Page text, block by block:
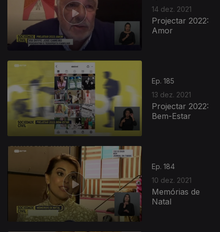
14 dez. 2021
Projectar 2022:
Amor
Ep. 185
13 dez. 2021
Projectar 2022:
Bem-Estar
Ep. 184
10 dez. 2021
Memórias de
Natal